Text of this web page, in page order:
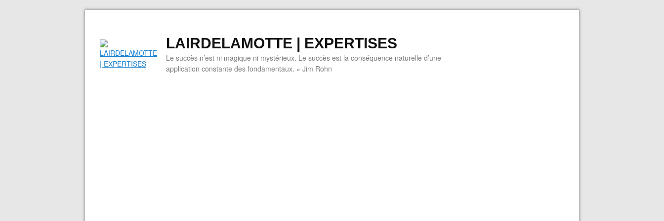
LAIRDELAMOTTE | EXPERTISES
Le succès n’est ni magique ni mystérieux. Le succès est la conséquence naturelle d’une
application constante des fondamentaux. » Jim Rohn